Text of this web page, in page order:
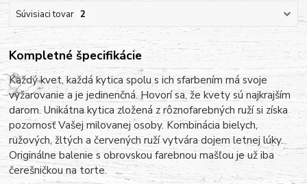
Súvisiaci tovar 2
Kompletné špecifikácie
Každý kvet, každá kytica spolu s ich sfarbením má svoje
vyžarovanie a je jedinenčná. Hovorí sa, že kvety sú najkrajším
darom. Unikátna kytica zložená z rôznofarebných ruží si získa
pozornosť Vašej milovanej osoby. Kombinácia bielych,
ružových, žltých a červených ruží vytvára dojem letnej lúky.
Originálne balenie s obrovskou farebnou mašľou je už iba
čerešničkou na torte.